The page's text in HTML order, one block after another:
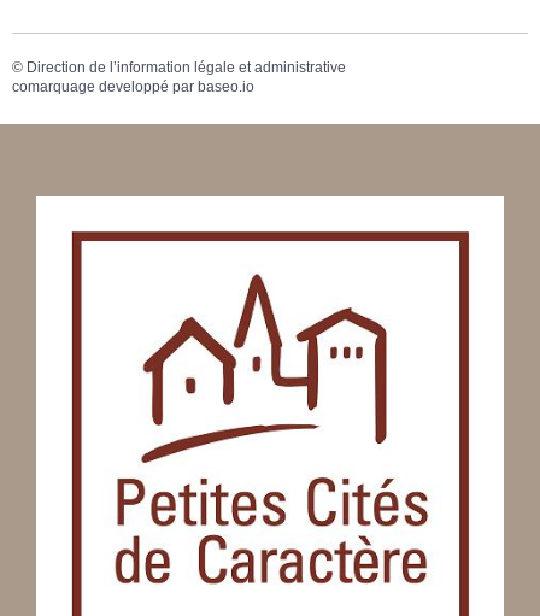
© Direction de l’information légale et administrative
comarquage developpé par baseo.io